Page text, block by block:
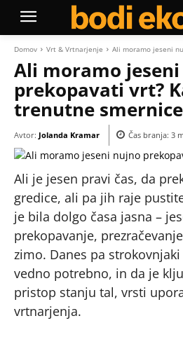
Domov Vrt & Vrtnarjenje Ali moramo jeseni
Ali moramo
prekopavati vrt?
trenutne
Avtor: Jolanda Kramar Čas branja: 3
Ali je jesen pravi čas, da
gredice, ali pa jih raje
je bila dolgo časa jasna –
prekopavanje,
zimo. Danes pa
vedno potrebno, in da je
pristop stanju tal, vrsti
vrtnarjenja.